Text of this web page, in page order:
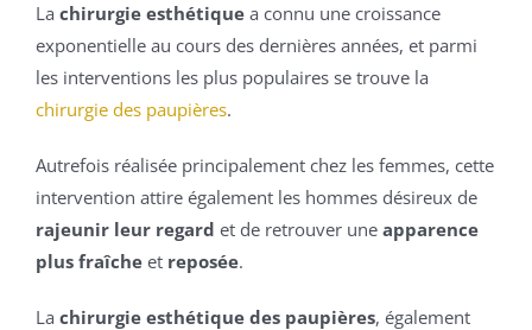
La chirurgie esthétique a connu une croissance
exponentielle au cours des dernières années, et parmi
les interventions les plus populaires se trouve la
chirurgie des paupières.
Autrefois réalisée principalement chez les femmes, cette
intervention attire également les hommes désireux de
rajeunir leur regard et de retrouver une apparence
plus fraîche et reposée.
La chirurgie esthétique des paupières, également